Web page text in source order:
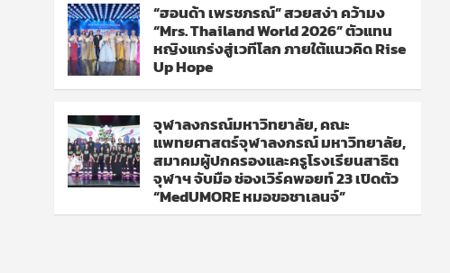
“ฮอนด้า เพรชภรณ์” สวยสง่า คว้ามง
“Mrs. Thailand World 2026” ตัวแทน
หญิงแกร่งสู่เวทีโลก ภายใต้แนวคิด Rise
Up Hope
จุฬาลงกรณ์มหาวิทยาลัย, คณะ
แพทยศาสตร์จุฬาลงกรณ์ มหาวิทยาลัย,
สมาคมผู้ปกครองและครูโรงเรียนสาธิต
จุฬาฯ จับมือ ช่องเวิร์คพอยท์ 23 เปิดตัว
“MedUMORE หมอขอชาเลนจ์”